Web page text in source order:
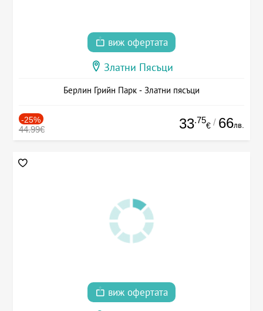
виж офертата
Златни Пясъци
Берлин Грийн Парк - Златни пясъци
-25%
44.99€ 33.75
€ / 66лв.
виж офертата